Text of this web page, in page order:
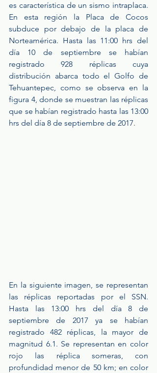
es característica de un sismo intraplaca.
En esta región la Placa de Cocos
subduce por debajo de la placa de
Norteamérica. Hasta las 11:00 hrs del
día 10 de septiembre se habían
registrado 928 réplicas cuya
distribución abarca todo el Golfo de
Tehuantepec, como se observa en la
figura 4, donde se muestran las réplicas
que se habían registrado hasta las 13:00
hrs del día 8 de septiembre de 2017.
En la siguiente imagen, se representan
las réplicas reportadas por el SSN.
Hasta las 13:00 hrs del día 8 de
septiembre de 2017 ya se habían
registrado 482 réplicas, la mayor de
magnitud 6.1. Se representan en color
rojo las réplica someras, con
profundidad menor de 50 km; en color